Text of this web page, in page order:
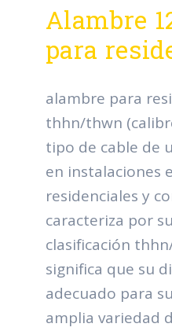
Alambre
para
alambre para
thhn/thwn
tipo de cable de
en instalaciones
residenciales y
caracteriza por
clasificación
significa que su
adecuado para
amplia variedad